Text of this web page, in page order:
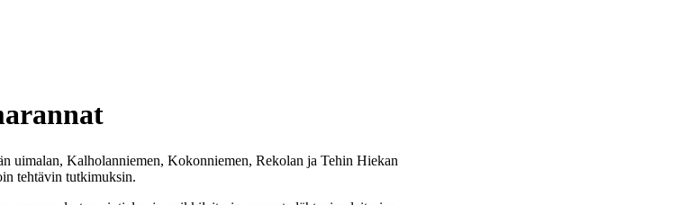
uimalan, Kalholanniemen, Kokonniemen, Rekolan ja Tehin Hiekan
tehtävin tutkimuksin.